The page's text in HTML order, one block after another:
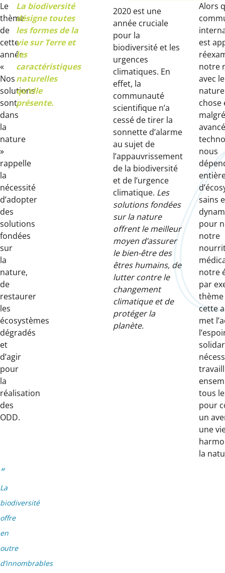
Le
thème
de
cette
année
«
Nos
solutions
sont
dans
la
nature
»
rappelle
la
nécessité
d’adopter
des
solutions
fondées
sur
la
nature,
de
restaurer
les
écosystèmes
dégradés
et
d’agir
pour
la
réalisation
des
ODD.
La biodiversité
désigne toutes
les formes de la
vie sur Terre et
les
caractéristiques
naturelles
qu’elle
présente.
2020 est une
année cruciale
pour la
biodiversité et les
urgences
climatiques. En
effet, la
communauté
scientifique n’a
cessé de tirer la
sonnette d’alarme
au sujet de
l’appauvrissement
de la biodiversité
et de l’urgence
climatique. Les
solutions fondées
sur la nature
offrent le meilleur
moyen d’assurer
le bien-être des
êtres humains, de
lutter contre le
changement
climatique et de
protéger la
planète.
Alors
est
notre
avec
chose
nous
sains
pour
notre
notre
par
cette
met
tous
pour
un
une
la
La
biodiversité
offre
en
outre
d’innombrables